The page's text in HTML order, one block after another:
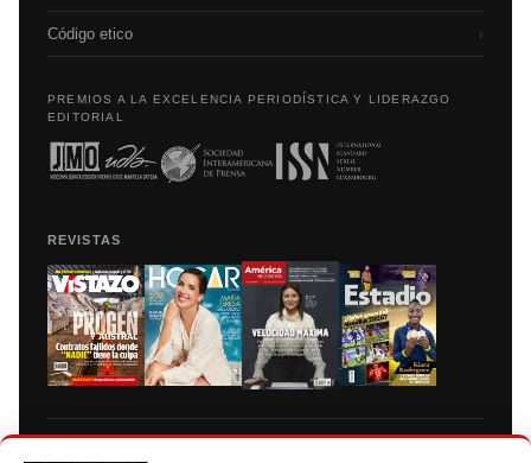
Código etico ›
PREMIOS A LA EXCELENCIA PERIODÍSTICA Y LIDERAZGO
EDITORIAL
REVISTAS